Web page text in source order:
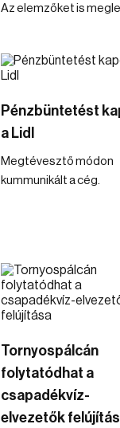
Az elemzőket is
Pénzbüntetést
a Lidl
Megtévesztő módon
kummunikált a cég.
Tornyospálcán
folytatódhat a
csapadékvíz-
elvezetők